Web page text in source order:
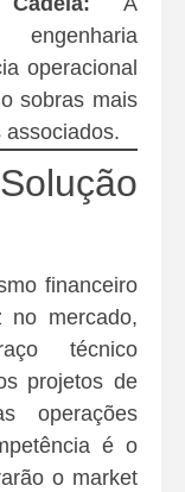
operacional
sobras mais
associados.
financeiro
no mercado,
técnico
projetos de
operações
é o
o market